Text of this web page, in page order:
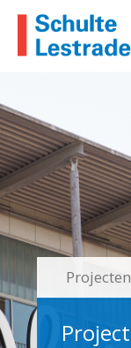
Projecten
Project